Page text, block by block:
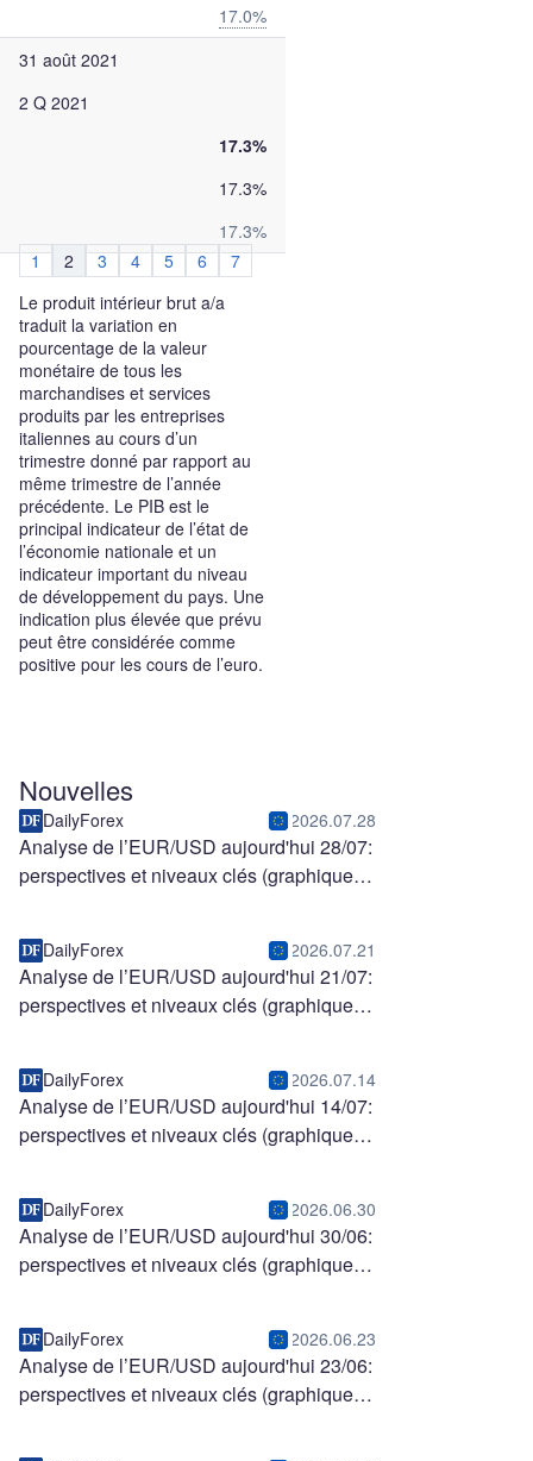
17.0%
31 août 2021
2 Q 2021
17.3%
17.3%
17.3%
1
2 3 4 5 6
7
Le produit intérieur brut a/a
traduit la variation en
pourcentage de la valeur
monétaire de tous les
marchandises et services
produits par les entreprises
italiennes au cours d’un
trimestre donné par rapport au
même trimestre de l’année
précédente. Le PIB est le
principal indicateur de l’état de
l’économie nationale et un
indicateur important du niveau
de développement du pays. Une
indication plus élevée que prévu
peut être considérée comme
positive pour les cours de l’euro.
Nouvelles
DailyForex 2026.07.28
Analyse de l’EUR/USD aujourd'hui 28/07:
perspectives et niveaux clés (graphique)
DailyForex 2026.07.21
Analyse de l’EUR/USD aujourd'hui 21/07:
perspectives et niveaux clés (graphique)
DailyForex 2026.07.14
Analyse de l’EUR/USD aujourd'hui 14/07:
perspectives et niveaux clés (graphique)
DailyForex 2026.06.30
Analyse de l’EUR/USD aujourd'hui 30/06:
perspectives et niveaux clés (graphique)
DailyForex 2026.06.23
Analyse de l’EUR/USD aujourd'hui 23/06:
perspectives et niveaux clés (graphique)